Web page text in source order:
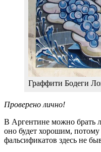
Граффити Бодеги
Проверено лично!
В Аргентине можно брать
оно будет хорошим, потому
фальсификатов здесь не